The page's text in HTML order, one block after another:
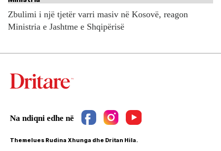
Zbulimi i një tjetër varri masiv në Kosovë, reagon
Ministria e Jashtme e Shqipërisë
Themelues Rudina Xhunga dhe Dritan Hila.